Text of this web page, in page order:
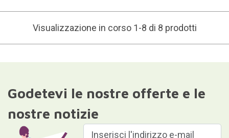
Visualizzazione in corso 1-8 di 8 prodotti
Godetevi le nostre offerte e le
nostre notizie